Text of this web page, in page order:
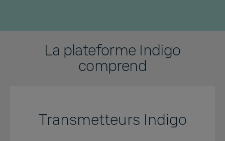
La plateforme Indigo
comprend
Transmetteurs Indigo